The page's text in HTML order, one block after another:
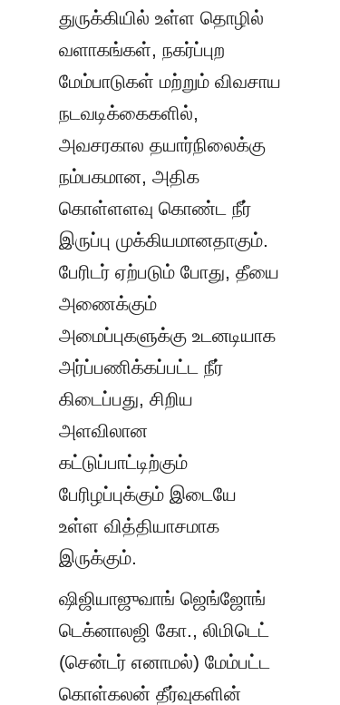
துருக்கியில் உள்ள தொழில்
வளாகங்கள், நகர்ப்புற
மேம்பாடுகள் மற்றும் விவசாய
நடவடிக்கைகளில்,
அவசரகால தயார்நிலைக்கு
நம்பகமான, அதிக
கொள்ளளவு கொண்ட நீர்
இருப்பு முக்கியமானதாகும்.
பேரிடர் ஏற்படும் போது, தீயை
அணைக்கும்
அமைப்புகளுக்கு உடனடியாக
அர்ப்பணிக்கப்பட்ட நீர்
கிடைப்பது, சிறிய
அளவிலான
கட்டுப்பாட்டிற்கும்
பேரிழப்புக்கும் இடையே
உள்ள வித்தியாசமாக
இருக்கும்.
ஷிஜியாஜுவாங் ஜெங்ஜோங்
டெக்னாலஜி கோ., லிமிடெட்
(சென்டர் எனாமல்) மேம்பட்ட
கொள்கலன் தீர்வுகளின்